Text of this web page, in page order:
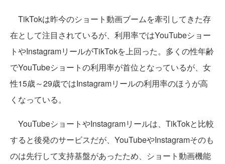
TikTokは昨今のショート動画ブームを牽引してきた存
在として注目されているが、利用率ではYouTubeショー
トやInstagramリールがTikTokを上回った。多くの性年齢
でYouTubeショートの利用率が首位となっているが、女
性15歳～29歳ではInstagramリールの利用率のほうが高
くなっている。
YouTubeショートやInstagramリールは、TikTokと比較
すると後発のサービスだが、YouTubeやInstagramそのも
のは先行して支持基盤があったため、ショート動画機能